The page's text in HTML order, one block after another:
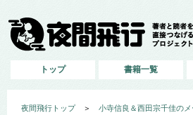
トップ 書籍一覧
夜間飛行トップ＞ 小寺信良＆西田宗千佳の